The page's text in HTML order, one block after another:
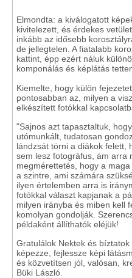
Elmondta: a kiválogatott
kivitelezett, és érdekes
inkább az idősebb
de jellegtelen. A fiatalabb
kattint, épp ezért náluk
komponálás és képlátás
Kiemelte, hogy külön
pontosabban az, milyen a
elkészített fotókkal
"Sajnos azt tapasztaltuk,
utómunkált, tudatosan
lándzsát törni a diákok felett,
sem lesz fotográfus, ám arra
megmérettetés, hogy a
a szintre, ami számára
ilyen értelemben arra is
fotókkal választ kapjanak a
milyen irányba és miben kell
komolyan gondolják.
példaként állíthatók eléjük!
Gratulálok Nektek és
képezze, fejlessze képi
és közvetítsen jól, valósan,
Büki László.